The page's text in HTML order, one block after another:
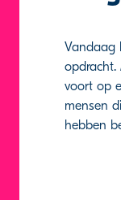
Vandaag
opdracht.
voort op
mensen
hebben